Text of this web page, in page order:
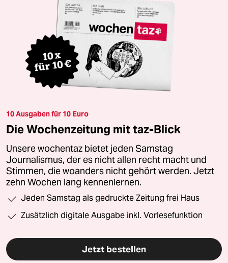
10 Ausgaben für 10 Euro
Die Wochenzeitung mit taz-Blick
Unsere wochentaz bietet jeden Samstag
Journalismus, der es nicht allen recht macht und
Stimmen, die woanders nicht gehört werden. Jetzt
zehn Wochen lang kennenlernen.
Jeden Samstag als gedruckte Zeitung frei Haus
Zusätzlich digitale Ausgabe inkl. Vorlesefunktion
Jetzt bestellen